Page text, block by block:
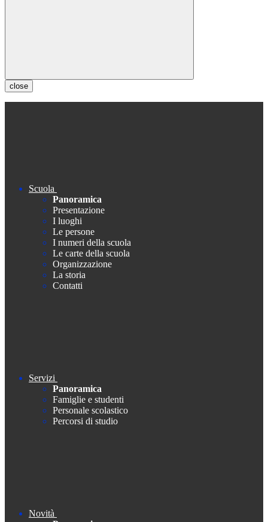
close
Scuola
Panoramica
Presentazione
I luoghi
Le persone
I numeri della scuola
Le carte della scuola
Organizzazione
La storia
Contatti
Servizi
Panoramica
Famiglie e studenti
Personale scolastico
Percorsi di studio
Novità